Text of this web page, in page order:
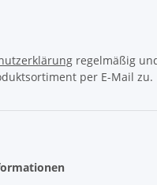
regelmäßig
per E-Mail zu.